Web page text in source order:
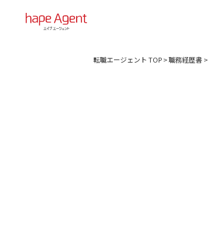
転職エージェント TOP>職務経歴書>